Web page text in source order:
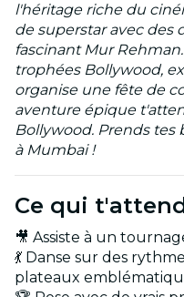
l'héritage riche du
de superstar avec des
fascinant Mur
trophées Bollywood,
organise une fête de
aventure épique
Bollywood. Prends tes
à Mumbai !
Ce qui
🎥 Assiste à un
💃 Danse sur des
plateaux